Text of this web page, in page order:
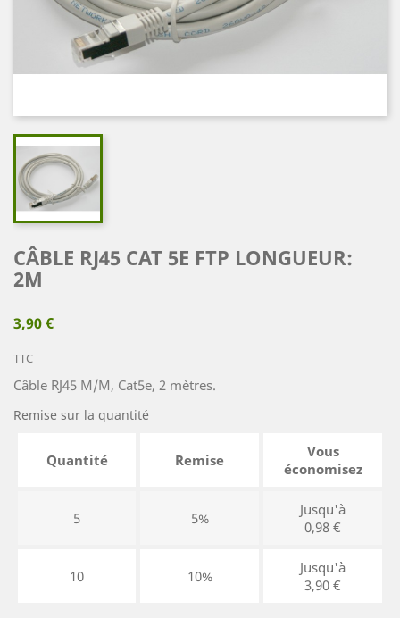
CÂBLE RJ45 CAT 5E FTP LONGUEUR:
2M
3,90 €
TTC
Câble RJ45 M/M, Cat5e, 2 mètres.
Remise sur la quantité
Quantité Remise
Vous
économisez
5 5%
Jusqu'à
0,98 €
10 10%
Jusqu'à
3,90 €